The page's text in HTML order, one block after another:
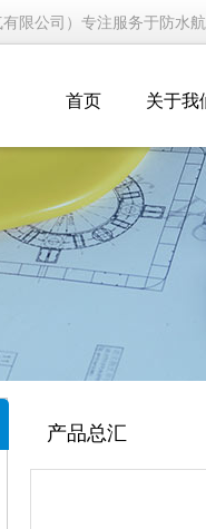
限公司）专注服务于防水
首页 关于我
产品总汇